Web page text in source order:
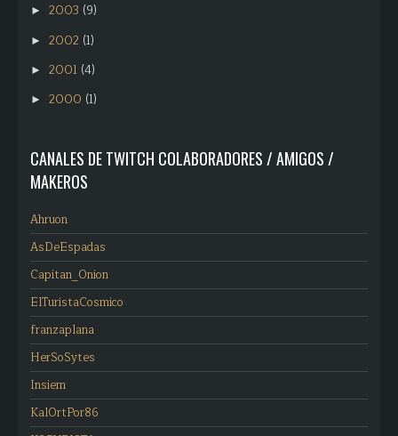
► 2003 (9)
► 2002 (1)
► 2001 (4)
► 2000 (1)
CANALES DE TWITCH COLABORADORES / AMIGOS /
MAKEROS
Ahruon
AsDeEspadas
Capitan_Onion
ElTuristaCosmico
franzaplana
HerSoSytes
Insiem
KalOrtPor86